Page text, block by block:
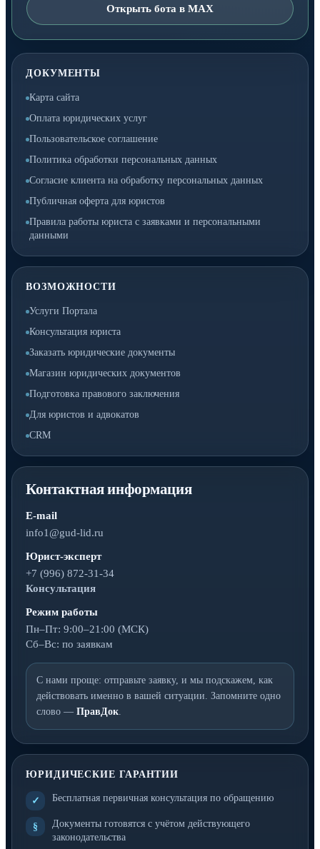
Открыть бота в MAX
ДОКУМЕНТЫ
Карта сайта
Оплата юридических услуг
Пользовательское соглашение
Политика обработки персональных данных
Согласие клиента на обработку персональных данных
Публичная оферта для юристов
Правила работы юриста с заявками и персональными
данными
ВОЗМОЖНОСТИ
Услуги Портала
Консультация юриста
Заказать юридические документы
Магазин юридических документов
Подготовка правового заключения
Для юристов и адвокатов
CRM
Контактная информация
E-mail
info1@gud-lid.ru
Юрист-эксперт
+7 (996) 872-31-34
Консультация
Режим работы
Пн–Пт: 9:00–21:00 (МСК)
Сб–Вс: по заявкам
С нами проще: отправьте заявку, и мы подскажем, как
действовать именно в вашей ситуации. Запомните одно
слово — ПравДок.
ЮРИДИЧЕСКИЕ ГАРАНТИИ
✓ Бесплатная первичная консультация по обращению
§
Документы готовятся с учётом действующего
законодательства